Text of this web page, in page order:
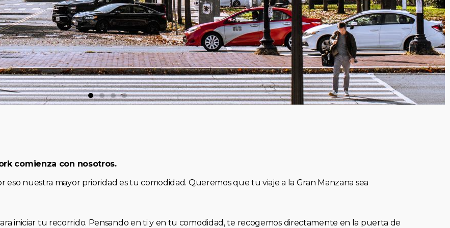
comienza con nosotros.
eso nuestra mayor prioridad es tu comodidad. Queremos que tu viaje a la Gran Manzana sea
iniciar tu recorrido. Pensando en ti y en tu comodidad, te recogemos directamente en la puerta de